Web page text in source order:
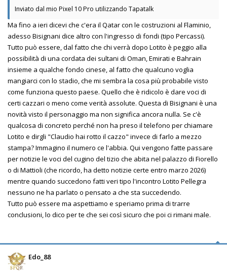
Inviato dal mio Pixel 10 Pro utilizzando Tapatalk
Ma fino a ieri dicevi che c'era il Qatar con le costruzioni al Flaminio,
adesso Bisignani dice altro con l'ingresso di fondi (tipo Percassi).
Tutto può essere, dal fatto che chi verrà dopo Lotito è peggio alla
possibilità di una cordata dei sultani di Oman, Emirati e Bahrain
insieme a qualche fondo cinese, al fatto che qualcuno voglia
mangiarci con lo stadio, che mi sembra la cosa più probabile visto
come funziona questo paese. Quello che è ridicolo è dare voci di
certi cazzari o meno come verità assolute. Questa di Bisignani è una
novità visto il personaggio ma non significa ancora nulla. Se c'è
qualcosa di concreto perché non ha preso il telefono per chiamare
Lotito e dirgli "Claudio hai rotto il cazzo" invece di farlo a mezzo
stampa? Immagino il numero ce l'abbia. Qui vengono fatte passare
per notizie le voci del cugino del tizio che abita nel palazzo di Fiorello
o di Mattioli (che ricordo, ha detto notizie certe entro marzo 2026)
mentre quando succedono fatti veri tipo l'incontro Lotito Pellegra
nessuno ne ha parlato o pensato a che sta succedendo.
Tutto può essere ma aspettiamo e speriamo prima di trarre
conclusioni, lo dico per te che sei così sicuro che poi ci rimani male.
Edo_88